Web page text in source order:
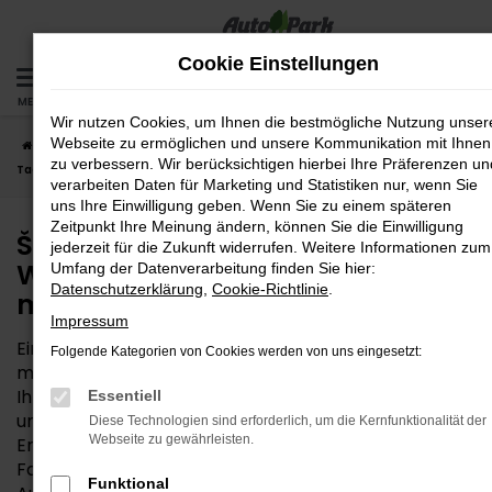
Zum
springen
MENÜ
Startseite Wasserburg Škoda Škoda Fabia
Škoda Fabia
Tageszulassung für Wasserburg – Ihr Autokauf muss nicht teuer sein
Škoda Fabia Tageszulassung für
Wasserburg – Ihr Autokauf
muss nicht teuer sein
Eine Škoda Fabia Tageszulassung ist kein Geheimtipp
mehr – weder in Wasserburg noch anderswo. Auch
Ihre AutoPark GmbH nutzt diese clevere Möglichkeit,
um Neuwagen zum reduzierten Preis anzubieten.
Entsprechend der Namensgebung wird die Škoda
Fabia Tageszulassung für einen Tag auf den
Cookie Einstellungen
Wir nutzen Cookies, um Ihnen die bestmögliche Nutzung
Webseite zu ermöglichen und unsere Kommunikation mit Ihnen
zu verbessern. Wir berücksichtigen hierbei Ihre Präferenzen
verarbeiten Daten für Marketing und Statistiken nur, wenn Sie
uns Ihre Einwilligung geben. Wenn Sie zu einem späteren
Zeitpunkt Ihre Meinung ändern, können Sie die Einwilligung
jederzeit für die Zukunft widerrufen. Weitere Informationen zum
Umfang der Datenverarbeitung finden Sie hier:
Datenschutzerklärung Cookie-Richtlinie
Impressum
Folgende Kategorien von Cookies werden von uns eingesetzt:
Essentiell
Diese Technologien sind erforderlich, um die Kernfunktionalität der
Webseite zu gewährleisten.
Funktional